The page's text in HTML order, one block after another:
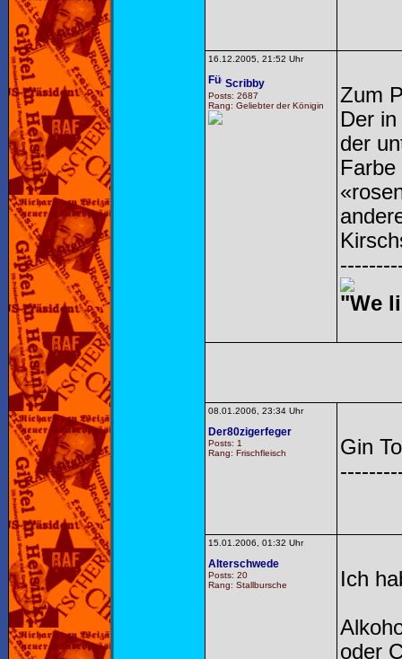
16.12.2005, 21:52 Uhr
Scribby
Posts: 2687
Rang: Geliebter der Königin
Zum
Der
der
"We
08.01.2006, 23:34 Uhr
Der80zigerfeger
Posts: 1
Rang: Frischfleisch
Gin
15.01.2006, 01:32 Uhr
Alterschwede
Posts: 20
Rang: Stallbursche
Ich
oder